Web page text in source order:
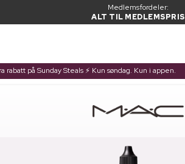
Medlemsfordeler:
ALT TIL MEDLEMSPRIS
rabatt på Sunday Steals ⚡ Kun søndag. Kun i appen.